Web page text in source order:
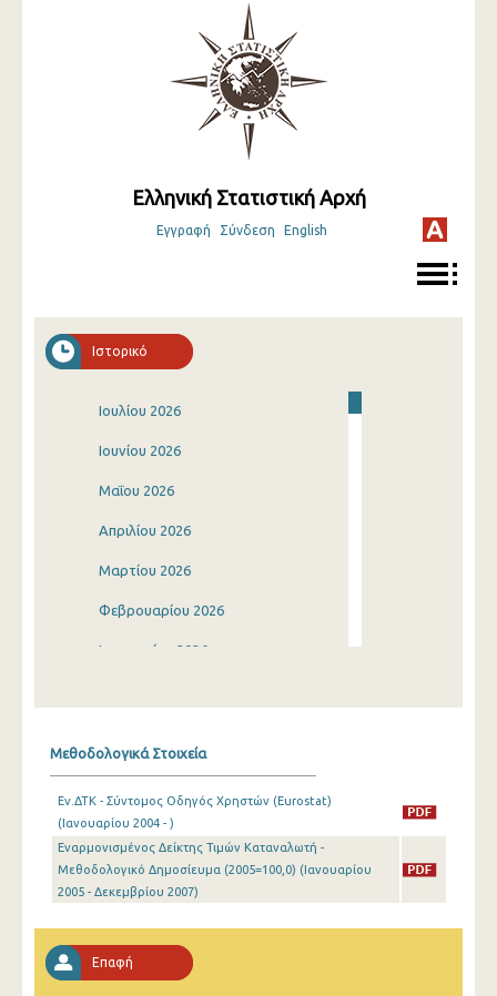
Ελληνική Στατιστική Αρχή
Εγγραφή Σύνδεση English
Ιστορικό
Ιουλίου 2026
Ιουνίου 2026
Μαΐου 2026
Απριλίου 2026
Μαρτίου 2026
Φεβρουαρίου 2026
Ιανουαρίου 2026
Σεπτεμβρίου 2025
Αυγούστου 2025
Ιουλίου 2025
Ιουνίου 2025
Μαΐου 2025
Μεθοδολογικά Στοιχεία
Εν.ΔΤΚ - Σύντομος Οδηγός Χρηστών (Eurostat)
(Ιανουαρίου 2004 - )
Εναρμονισμένος Δείκτης Τιμών Καταναλωτή -
Μεθοδολογικό Δημοσίευμα (2005=100,0) (Ιανουαρίου
2005 - Δεκεμβρίου 2007)
Επαφή